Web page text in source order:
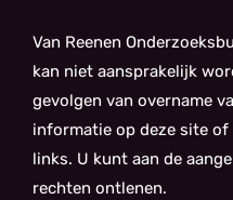
Van Reenen
kan niet aansprakelijk
gevolgen van overname
informatie op deze site
links. U kunt aan de
rechten ontlenen.